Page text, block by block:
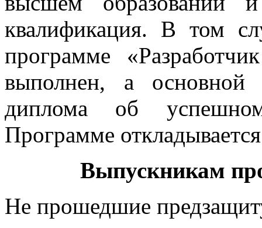
квалификация. В том
программе
выполнен, а
диплома об
Программе
Выпускникам
Не прошедшие